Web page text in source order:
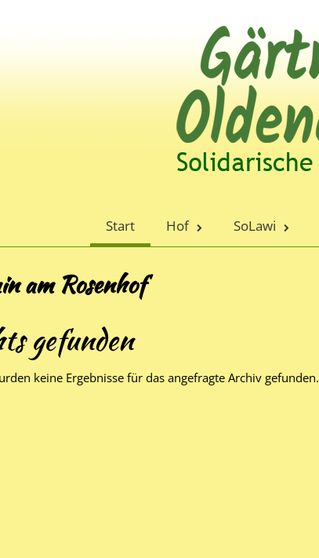
Start Hof SoLawi
amRosenhof
gefunden
keine Ergebnisse für das angefragte Archiv gefunden.